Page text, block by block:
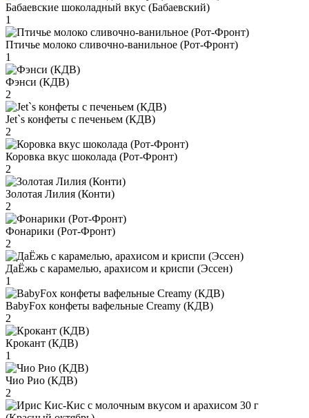
Бабаевские шоколадный вкус (Бабаевский)
1
Птичье молоко сливочно-ванильное (Рот-Фронт)
1
Фэнси (КДВ)
2
Jet`s конфеты с печеньем (КДВ)
2
Коровка вкус шоколада (Рот-Фронт)
2
Золотая Лилия (Конти)
2
Фонарики (Рот-Фронт)
2
ДаЁжь с карамелью, арахисом и криспи (Эссен)
1
BabyFox конфеты вафельные Creamy (КДВ)
2
Крокант (КДВ)
1
Чио Рио (КДВ)
2